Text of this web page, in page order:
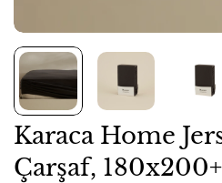
Karaca Home
Çarşaf,